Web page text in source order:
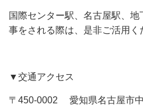
国際センター駅、名古屋駅、
事をされる際は、是非ご活用く
▼交通アクセス
〒450-0002 愛知県名古屋市